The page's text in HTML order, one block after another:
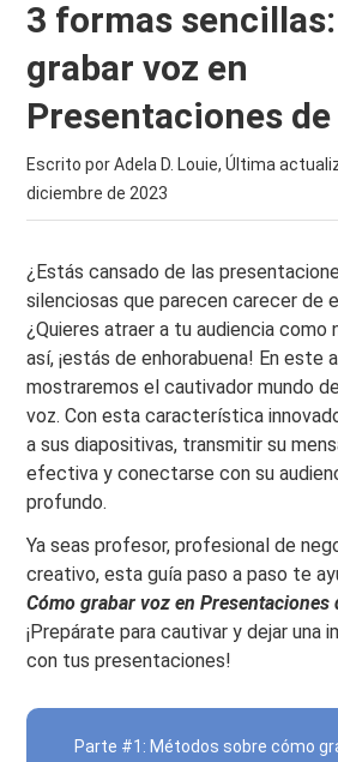
3 formas
grabar voz en
Presentaciones de
Escrito por Adela D. Louie, Última
diciembre de 2023
¿Estás cansado de las
silenciosas que parecen carecer de
¿Quieres atraer a tu audiencia como
así, ¡estás de enhorabuena! En este
mostraremos el cautivador mundo
voz. Con esta característica
a sus diapositivas, transmitir su
efectiva y conectarse con su
profundo.
Ya seas profesor, profesional de
creativo, esta guía paso a paso te
Cómo grabar voz en Presentaciones
¡Prepárate para cautivar y dejar una
con tus presentaciones!
Parte #1: Métodos sobre cómo